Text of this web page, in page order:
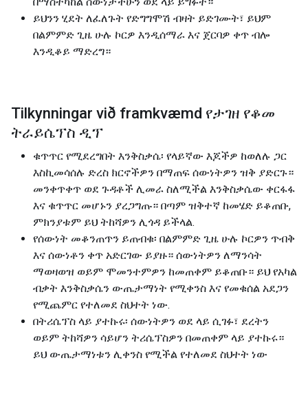
ይህንን ሂደት ለፈለጉት የድግግሞሽ ብዛት ይድገሙት፣ ይህም
በልምምድ ጊዜ ሁሉ ኮርዎ እንዲሰማራ እና ጀርባዎ ቀጥ ብሎ
እንዲቆይ ማድረግ።
Tilkynningar við framkvæmd የታገዘ የቆመ
ትራይሴፕስ ዲፕ
ቁጥጥር የሚደረግበት እንቅስቃሴ፡ የላይኛው እጆችዎ ከወለሉ ጋር
እስኪመሳሰሉ ድረስ ክርኖችዎን በማጠፍ ሰውነትዎን ዝቅ ያድርጉ።
መንቀጥቀጥ ወደ ጉዳቶች ሊመራ ስለሚችል እንቅስቃሴው ቀርፋፋ
እና ቁጥጥር መሆኑን ያረጋግጡ። በጣም ዝቅተኛ ከመሄድ ይቆጠቡ,
ምክንያቱም ይህ ትከሻዎን ሊጎዳ ይችላል.
የሰውነት መቆንጠጥን ይጠብቁ፡ በልምምድ ጊዜ ሁሉ ኮርዎን ጥብቅ
እና ሰውነቶን ቀጥ አድርገው ይያዙ። ሰውነትዎን ለማንሳት
ማወዛወዝ ወይም ሞመንተምዎን ከመጠቀም ይቆጠቡ። ይህ የአካል
ብቃት እንቅስቃሴን ውጤታማነት የሚቀንስ እና የመቁሰል አደጋን
የሚጨምር የተለመደ ስህተት ነው.
በትሪሴፕስ ላይ ያተኩሩ፡ ሰውነትዎን ወደ ላይ ሲገፉ፣ ደረትን
ወይም ትከሻዎን ሳይሆን ትሪሴፕስዎን በመጠቀም ላይ ያተኩሩ።
ይህ ውጤታማነቱን ሊቀንስ የሚችል የተለመደ ስህተት ነው